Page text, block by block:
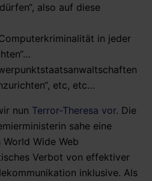
also auf diese
in jeder
etc, etc…
nun Terror-Theresa vor. Die
sahe eine
Wide Web
Verbot von effektiver
inklusive. Als